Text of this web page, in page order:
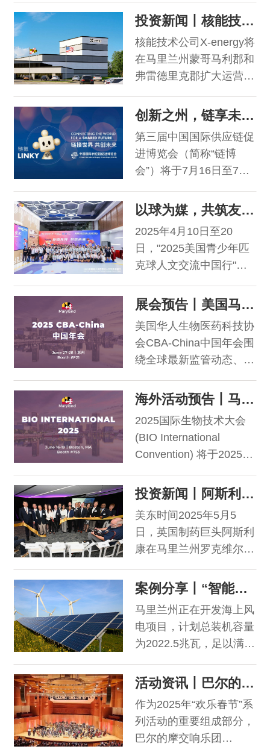
10万张处方，将辐射美国
东北部16个州及华盛顿特
区，为700余家沃尔玛药
店提供支持。
（BioHealth Capital
州、弗吉尼亚州和华盛顿
特区）连续第三年被评选
为全美第三大生物制药产
业集群。
投资新闻丨核能技术公司X-energy宣布马里兰州重大扩建计划，打造总部与测试中心
核能技术公司X-energy将
在马里兰州蒙哥马利郡和
弗雷德里克郡扩大运营规
斯堡市一处占地面积12.5
energy将在此新址保留现
有的260名全职员工，并
计划在未来六年内创造至
少525个新工作岗位。
创新之州，链享未来丨美国马里兰州与您相约2025链博会
第三届中国国际供应链促
进博览会（简称“链博
会”）将于7月16日至7月
中心（顺义馆）盛大举
界、共创未来”为主题，
聚焦全球产业链供应链稳
定与创新，设置先进制造
链、智能汽车链、绿色农
业链、清洁能源链、数字
科技链、健康生活链六大
核心链条及供应链服务展
区。 作为美国的创新门
年首次参与链博后，今年
将继续与链博同行，开展
第二次联合参展。马里兰
以球为媒，共筑友谊丨习近平向马里兰州青少年匹克球访华团师生回复口信
2025年4月10日至20
日，"2025美国青少年匹
克球人文交流中国行"活
地成功举办。来自美国马
校的44名师生，以匹克球
运动为纽带开展文化交
流，谱写中美青少年友谊
新篇章。
展会预告丨美国马里兰州邀您共赴2025 CBA-China中国年会
美国华人生物医药科技协
会CBA-China中国年会围
绕全球最新监管动态、新
化、先进治疗技术、药物
策略、新兴市场出海布局
等前沿热门话题，共同探
索前沿技术创新与全球医
药合作新机遇。
2025CBA-China中国年
会即将在苏州国际博览中
心拉开帷幕。届时，美国
马里兰州将于F馆F21展
临。
海外活动预告丨马里兰州与您相约BIO 2025
2025国际生物技术大会
(BIO International
Convention) 将于2025年
顿举行。BIO是全球规模
物技术行业盛会，汇聚来
自世界各地的2万名行业
领袖，全面展现生物技术
全产业链生态。 马里兰
州商务厅将率团参加BIO
大会（展位号#753），
并于6月17日晚上举办交
流招待会。诚邀莅临展台
业及政府代表洽谈合
投资新闻丨阿斯利康在马里兰州建成3亿美元的细胞治疗生产基地
美东时间2025年5月5
日，英国制药巨头阿斯利
康在马里兰州罗克维尔市
治疗生产基地举办正式开
Aruna K. Miller女士与马
里兰州商务厅厅长Harry
Coker Jr.先生共同出席并
致辞。
案例分享丨“智能、绿色、增长”的能源未来 马里兰州在行动
马里兰州正在开发海上风
电项目，计划总装机容量
为2022.5兆瓦，足以满足
求。该项目至多可包
个海上变电站平台、1座
气象塔以及4条海上输电
电缆走廊。 这些项目不
活动资讯丨巴尔的摩交响乐团邀您共庆新春
作为2025年“欢乐春节”系
列活动的重要组成部分，
巴尔的摩交响乐团